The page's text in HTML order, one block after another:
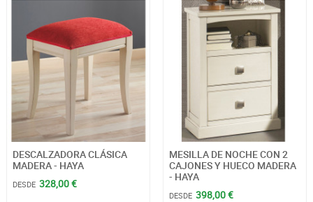
DESCALZADORA CLÁSICA
MADERA - HAYA
DESDE 328,00 €
MESILLA DE NOCHE CON 2
CAJONES Y HUECO MADERA
- HAYA
DESDE 398,00 €